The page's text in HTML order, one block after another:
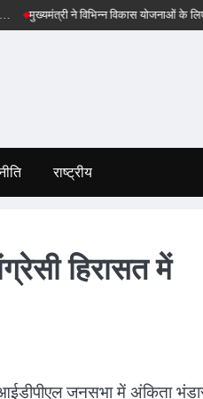
ने विभिन्न विकास योजनाओं के लिए ₹5 करोड़
राष्ट्रीय
हिरासत में
जनसभा में अंकिता